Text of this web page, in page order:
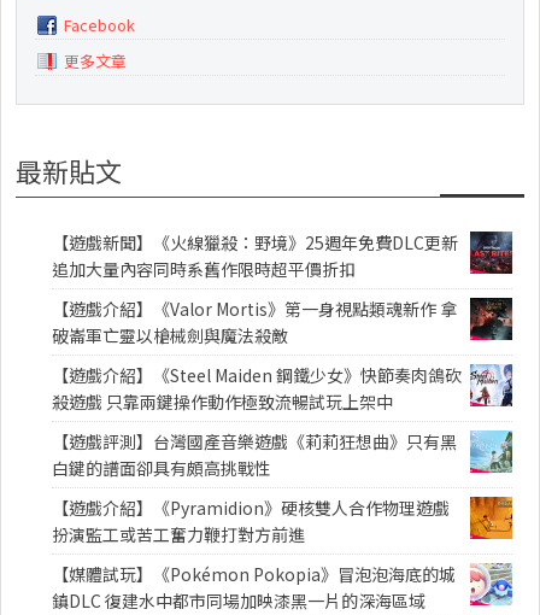
Facebook
更多文章
最新貼文
【遊戲新聞】《火線獵殺：野境》25週年免費DLC更新
追加大量內容同時系舊作限時超平價折扣
【遊戲介紹】《Valor Mortis》第一身視點類魂新作 拿
破崙軍亡靈以槍械劍與魔法殺敵
【遊戲介紹】《Steel Maiden 鋼鐵少女》快節奏肉鴿砍
殺遊戲 只靠兩鍵操作動作極致流暢試玩上架中
【遊戲評測】台灣國產音樂遊戲《莉莉狂想曲》只有黑
白鍵的譜面卻具有頗高挑戰性
【遊戲介紹】《Pyramidion》硬核雙人合作物理遊戲
扮演監工或苦工奮力鞭打對方前進
【媒體試玩】《Pokémon Pokopia》冒泡泡海底的城
鎮DLC 復建水中都市同場加映漆黑一片的深海區域